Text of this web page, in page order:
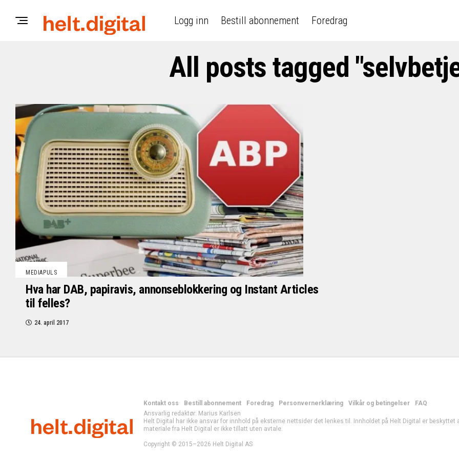
Logg inn Bestill abonnement Foredrag
All posts tagged
MEDIAPULS
Hva har DAB, papiravis, annonseblokkering og Instant Articles
til felles?
24. april 2017
Kontakt oss Bestill abonnement Foredrag Personvernerklæring Vilkår og betingelser
FAQ
Ansvarlig redaktør: Marius Karlsen
Helt Digital har ikke ansvar for innhold på eksterne nettsider det lenkes til. Innholdet på Helt Digital er beskyttet
materiale fra Helt Digital er ikke tillatt uten avtale.
Copyright © 2015–2026 Helt Digital AS